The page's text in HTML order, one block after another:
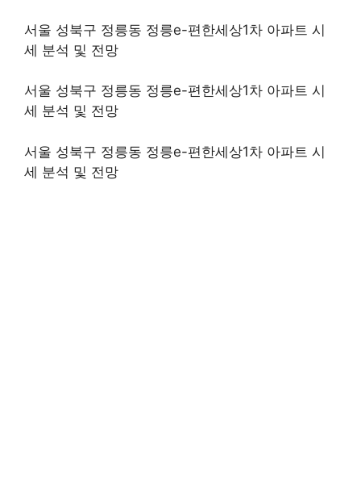
서울 성북구 정릉동 정릉e-편한세상1차 아파트 시
세 분석 및 전망
서울 성북구 정릉동 정릉e-편한세상1차 아파트 시
세 분석 및 전망
서울 성북구 정릉동 정릉e-편한세상1차 아파트 시
세 분석 및 전망